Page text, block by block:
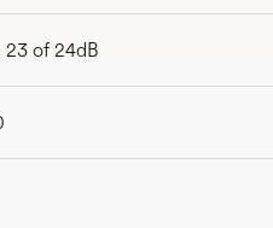
23 of 24dB